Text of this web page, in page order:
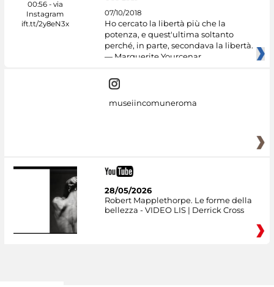
07/10/2018
Ho cercato la libertà più che la
potenza, e quest'ultima soltanto
perché, in parte, secondava la libertà.
— Marguerite Yourcenar
museiincomuneroma
28/05/2026
Robert Mapplethorpe. Le forme della
bellezza - VIDEO LIS | Derrick Cross